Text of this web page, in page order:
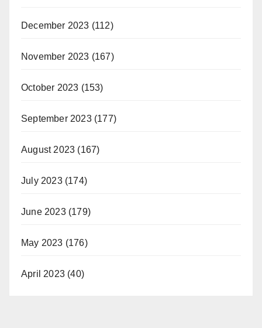
December 2023 (112)
November 2023 (167)
October 2023 (153)
September 2023(177)
August 2023 (167)
July 2023(174)
June 2023(179)
May 2023 (176)
April 2023 (40)